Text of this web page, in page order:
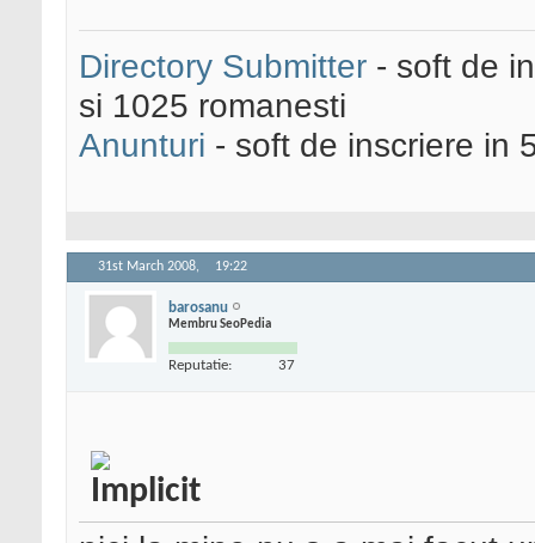
Directory Submitter - soft de
si 1025 romanesti
Anunturi - soft de inscriere in
31st March 2008, 19:22
barosanu
Membru SeoPedia
Reputatie: 37